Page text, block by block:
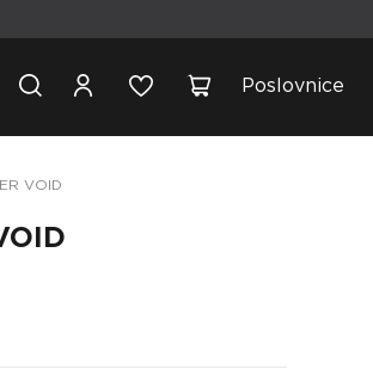
Poslovnice
VOID